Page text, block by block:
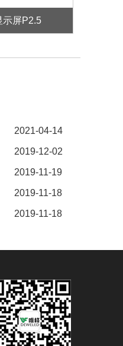
示屏P2.5
2021-04-14
2019-12-02
2019-11-19
2019-11-18
2019-11-18